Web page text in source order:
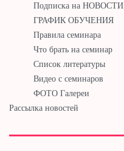
Подписка на НОВОСТИ
ГРАФИК ОБУЧЕНИЯ
Правила семинара
Что брать на семинар
Список литературы
Видео с семинаров
ФОТО Галереи
Рассылка новостей